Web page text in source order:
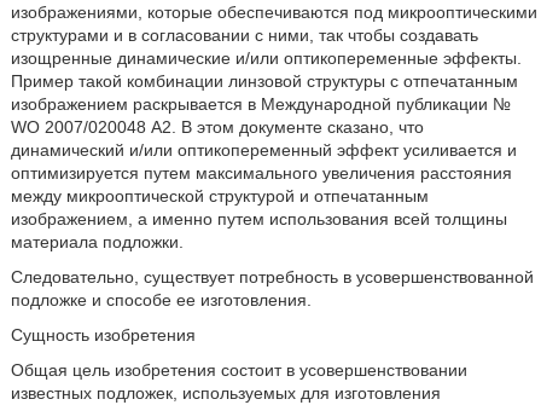
изображениями, которые обеспечиваются под микрооптическими
структурами и в согласовании с ними, так чтобы создавать
изощренные динамические и/или оптикопеременные эффекты.
Пример такой комбинации линзовой структуры с отпечатанным
изображением раскрывается в Международной публикации №
WO 2007/020048 А2. В этом документе сказано, что
динамический и/или оптикопеременный эффект усиливается и
оптимизируется путем максимального увеличения расстояния
между микрооптической структурой и отпечатанным
изображением, а именно путем использования всей толщины
материала подложки.
Следовательно, существует потребность в усовершенствованной
подложке и способе ее изготовления.
Сущность изобретения
Общая цель изобретения состоит в усовершенствовании
известных подложек, используемых для изготовления